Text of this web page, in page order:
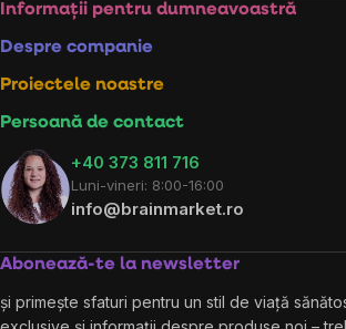
Subsol
Informații pentru dumneavoastră
Despre companie
Proiectele noastre
Persoană de contact
+40 373 811 716
Luni-vineri: 8:00-16:00
info@brainmarket.ro
Abonează-te la newsletter
și primește sfaturi pentru un stil de viață